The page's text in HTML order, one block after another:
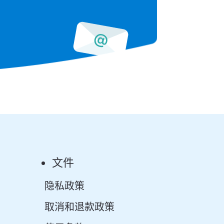
文件
隐私政策
取消和退款政策